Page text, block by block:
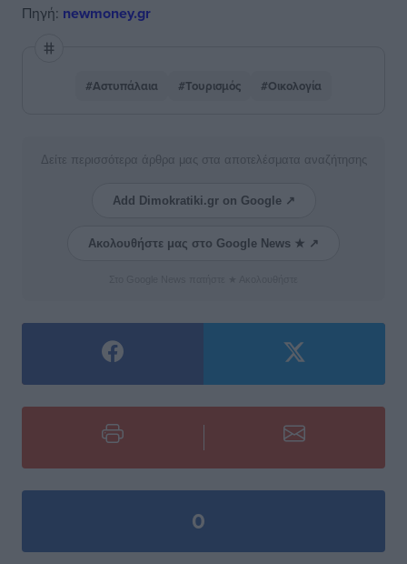
Πηγή: newmoney.gr
#Αστυπάλαια #Τουρισμός #Οικολογία
Δείτε περισσότερα άρθρα μας στα αποτελέσματα αναζήτησης
Add Dimokratiki.gr on Google ↗
Ακολουθήστε μας στο Google News ★ ↗
0